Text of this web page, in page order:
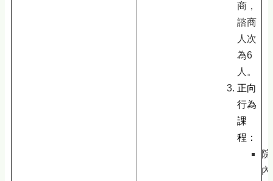
商，
諮商
人次
為6
人。
正向
行為
課
程：
院
內